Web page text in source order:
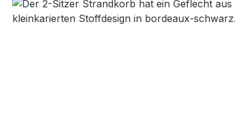
Bildergalerie überspringen